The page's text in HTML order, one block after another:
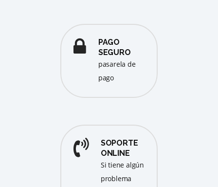
PAGO
SEGURO
pasarela de
pago
SOPORTE
ONLINE
Si tiene algún
problema